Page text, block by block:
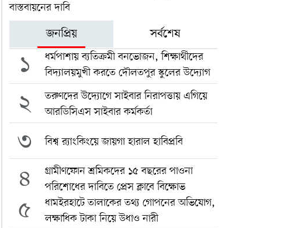
বাস্তবায়নের দাবি
জনপ্রিয় সর্বশেষ
১
ধর্মপাশায় ব্যতিক্রমী বনভোজন, শিক্ষার্থীদের
বিদ্যালয়মুখী করতে দৌলতপুর স্কুলের উদ্যোগ
২
তরুণদের উদ্যোগে সাইবার নিরাপত্তায় এগিয়ে
আরডিসিএস সাইবার কর্মকর্তা
৩ বিশ্ব র‍্যাংকিংয়ে জায়গা হারাল হাবিপ্রবি
৪
গ্রামীণফোন শ্রমিকদের ১৫ বছরের পাওনা
পরিশোধের দাবিতে প্রেস ক্লাবে বিক্ষোভ
৫
ধামইরহাটে তালাকের তথ্য গোপনের অভিযোগ,
লক্ষাধিক টাকা নিয়ে উধাও নারী